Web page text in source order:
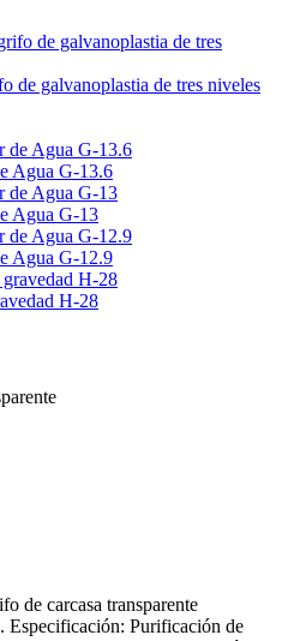
de galvanoplastia de tres niveles
Agua G-13.6
Agua G-13
Agua G-12.9
H-28
de carcasa transparente
Purificación de